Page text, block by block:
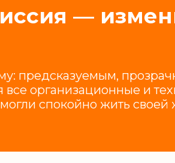
—
предсказуемым,
организационные и
спокойно жить своей